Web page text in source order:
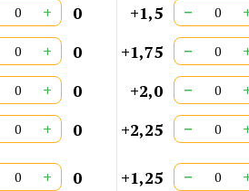
+
0
+
0
+
0
+ 0
+1,5
−
+1,75
−
+2,0
−
+2,25
−
+
0
+1,25 −